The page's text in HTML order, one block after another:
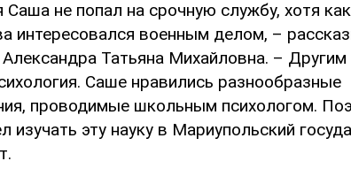
не попал на срочную службу, хотя
интересовался военным делом, –
Татьяна Михайловна. –
Саше нравились разнообразные
проводимые школьным психологом.
изучать эту науку в Мариупольский